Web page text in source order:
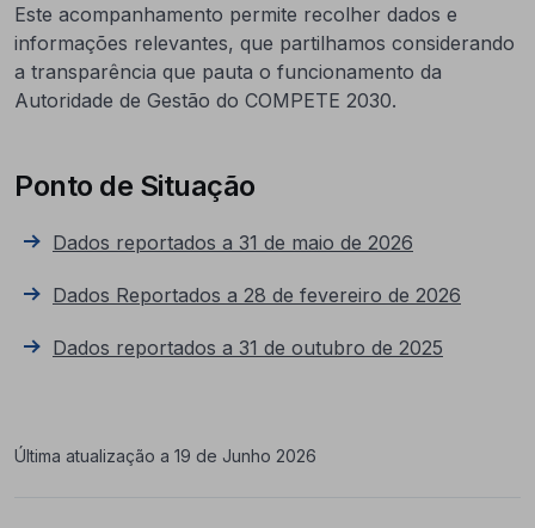
Este acompanhamento permite recolher dados e
informações relevantes, que partilhamos considerando
a transparência que pauta o funcionamento da
Autoridade de Gestão do COMPETE 2030.
Ponto de Situação
Dados reportados a 31 de maio de 2026
Dados Reportados a 28 de fevereiro de 2026
Dados reportados a 31 de outubro de 2025
Última atualização a 19 de Junho 2026